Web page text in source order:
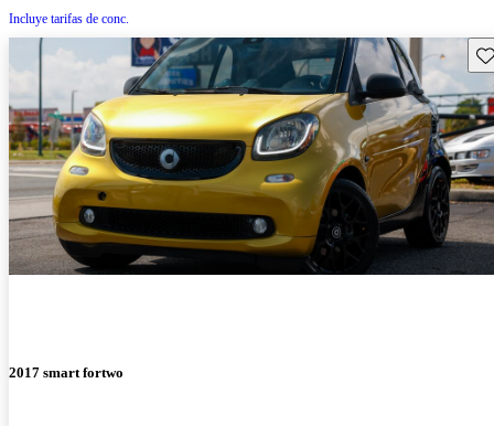
Incluye tarifas de conc.
2017 smart fortwo